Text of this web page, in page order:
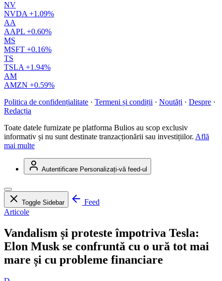
NV
NVDA +1.09%
AA
AAPL +0.60%
MS
MSFT +0.16%
TS
TSLA +1.94%
AM
AMZN +0.59%
Politica de confidențialitate · Termeni și condiții · Noutăți · Despre ·
Redacția
Toate datele furnizate pe platforma Bulios au scop exclusiv
informativ și nu sunt destinate tranzacționării sau investițiilor. Află
mai multe
Autentificare Personalizați-vă feed-ul
Toggle Sidebar
Feed
Articole
Vandalism și proteste împotriva Tesla:
Elon Musk se confruntă cu o ură tot mai
mare și cu probleme financiare